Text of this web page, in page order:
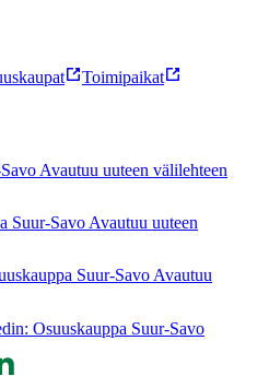
Toimipaikat
Avautuu uuteen välilehteen
Suur-Savo Avautuu uuteen
Suur-Savo Avautuu
Osuuskauppa Suur-Savo